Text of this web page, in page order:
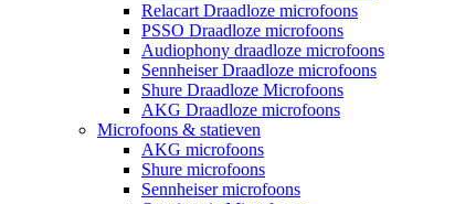
Relacart Draadloze microfoons
PSSO Draadloze microfoons
Audiophony draadloze microfoons
Sennheiser Draadloze microfoons
Shure Draadloze Microfoons
AKG Draadloze microfoons
Microfoons & statieven
AKG microfoons
Shure microfoons
Sennheiser microfoons